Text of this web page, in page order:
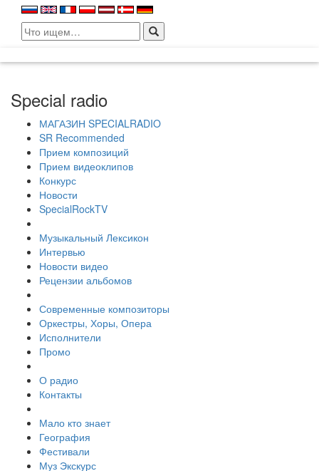
Search
for:
Special radio
МАГАЗИН SPECIALRADIO
SR Recommended
Прием композиций
Прием видеоклипов
Конкурс
Новости
SpecialRockTV
Музыкальный Лексикон
Интервью
Новости видео
Рецензии альбомов
Современные композиторы
Оркестры, Хоры, Опера
Исполнители
Промо
О радио
Контакты
Мало кто знает
География
Фестивали
Муз Экскурс